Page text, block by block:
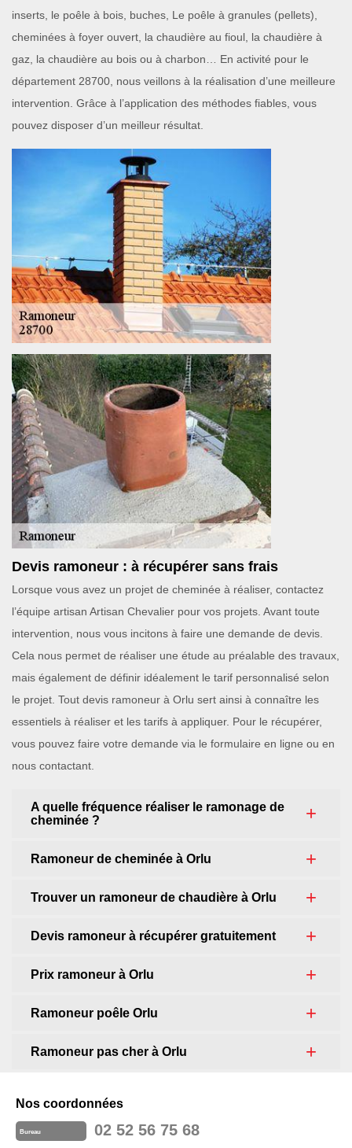
inserts, le poêle à bois, buches, Le poêle à granules (pellets),
cheminées à foyer ouvert, la chaudière au fioul, la chaudière à
gaz, la chaudière au bois ou à charbon… En activité pour le
département 28700, nous veillons à la réalisation d’une meilleure
intervention. Grâce à l’application des méthodes fiables, vous
pouvez disposer d’un meilleur résultat.
Devis ramoneur : à récupérer sans frais
Lorsque vous avez un projet de cheminée à réaliser, contactez
l’équipe artisan Artisan Chevalier pour vos projets. Avant toute
intervention, nous vous incitons à faire une demande de devis.
Cela nous permet de réaliser une étude au préalable des travaux,
mais également de définir idéalement le tarif personnalisé selon
le projet. Tout devis ramoneur à Orlu sert ainsi à connaître les
essentiels à réaliser et les tarifs à appliquer. Pour le récupérer,
vous pouvez faire votre demande via le formulaire en ligne ou en
nous contactant.
A quelle fréquence réaliser le ramonage de
cheminée ?
Ramoneur de cheminée à Orlu
Trouver un ramoneur de chaudière à Orlu
Devis ramoneur à récupérer gratuitement
Prix ramoneur à Orlu
Ramoneur poêle Orlu
Ramoneur pas cher à Orlu
Nos coordonnées
Bureau 02 52 56 75 68